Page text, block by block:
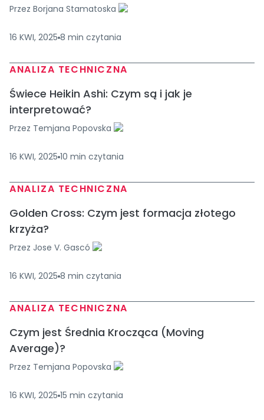
Przez Borjana Stamatoska
16 KWI, 2025 8 min czytania
ANALIZA TECHNICZNA
Świece Heikin Ashi: Czym są i jak je
interpretować?
Przez Temjana Popovska
16 KWI, 2025 10 min czytania
ANALIZA TECHNICZNA
Golden Cross: Czym jest formacja złotego
krzyża?
Przez Jose V. Gascó
16 KWI, 2025 8 min czytania
ANALIZA TECHNICZNA
Czym jest Średnia Krocząca (Moving
Average)?
Przez Temjana Popovska
16 KWI, 2025 15 min czytania